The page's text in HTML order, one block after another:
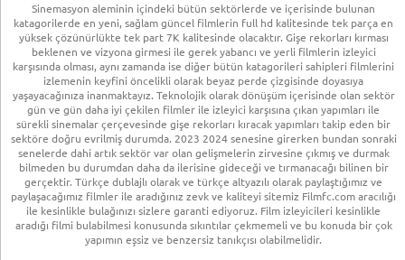
Sinemasyon aleminin içindeki bütün sektörlerde ve içerisinde bulunan
katagorilerde en yeni, sağlam güncel filmlerin full hd kalitesinde tek parça en
yüksek çözünürlükte tek part 7K kalitesinde olacaktır. Gişe rekorları kırması
beklenen ve vizyona girmesi ile gerek yabancı ve yerli filmlerin izleyici
karşısında olması, aynı zamanda ise diğer bütün katagorileri sahipleri filmlerini
izlemenin keyfini öncelikli olarak beyaz perde çizgisinde doyasıya
yaşayacağınıza inanmaktayız. Teknolojik olarak dönüşüm içerisinde olan sektör
gün ve gün daha iyi çekilen filmler ile izleyici karşısına çıkan yapımları ile
sürekli sinemalar çerçevesinde gişe rekorları kıracak yapımları takip eden bir
sektöre doğru evrilmiş durumda. 2023 2024 senesine girerken bundan sonraki
senelerde dahi artık sektör var olan gelişmelerin zirvesine çıkmış ve durmak
bilmeden bu durumdan daha da ilerisine gideceği ve tırmanacağı bilinen bir
gerçektir. Türkçe dublajlı olarak ve türkçe altyazılı olarak paylaştığımız ve
paylaşacağımız filmler ile aradığınız zevk ve kaliteyi sitemiz Filmfc.com aracılığı
ile kesinlikle bulağınızı sizlere garanti ediyoruz. Film izleyicileri kesinlikle
aradığı filmi bulabilmesi konusunda sıkıntılar çekmemeli ve bu konuda bir çok
yapımın eşsiz ve benzersiz tanıkçısı olabilmelidir.